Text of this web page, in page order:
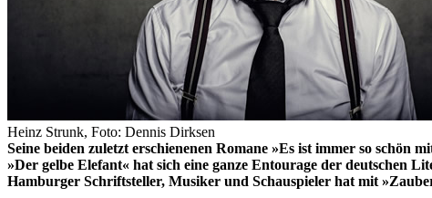
Heinz Strunk, Foto: Dennis Dirksen
Seine beiden zuletzt erschienenen Romane »Es ist immer so
»Der gelbe Elefant« hat sich eine ganze Entourage der deutschen
Hamburger Schriftsteller, Musiker und Schauspieler hat mit